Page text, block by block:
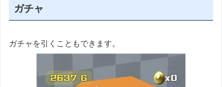
ガチャ
ガチャを引くこともできます。